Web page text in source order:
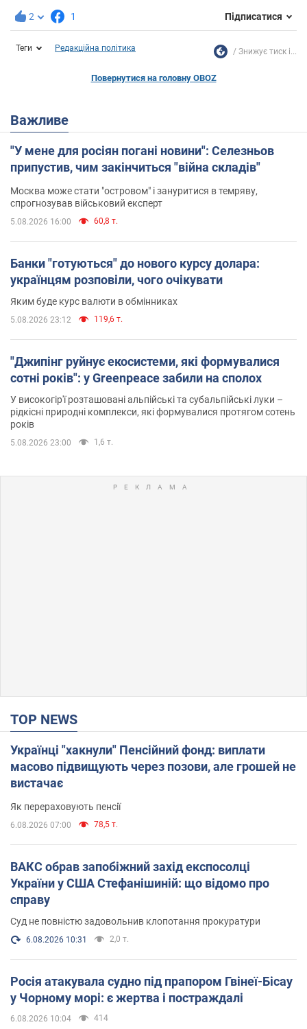
2 1 Підписатися
Теги Редакційна політика Знижує тиск і...
Повернутися на головну OBOZ
Важливе
"У мене для росіян погані новини": Селезньов
припустив, чим закінчиться "війна складів"
Москва може стати "островом" і зануритися в темряву,
спрогнозував військовий експерт
5.08.2026 16:00 60,8 т.
Банки "готуються" до нового курсу долара:
українцям розповіли, чого очікувати
Яким буде курс валюти в обмінниках
5.08.2026 23:12 119,6 т.
"Джипінг руйнує екосистеми, які формувалися
сотні років": у Greenpeace забили на сполох
У високогір'ї розташовані альпійські та субальпійські луки –
рідкісні природні комплекси, які формувалися протягом сотень
років
5.08.2026 23:00 1,6 т.
TOP NEWS
Українці "хакнули" Пенсійний фонд: виплати
масово підвищують через позови, але грошей не
вистачає
Як перераховують пенсії
6.08.2026 07:00 78,5 т.
ВАКС обрав запобіжний захід експосолці
України у США Стефанішиній: що відомо про
справу
Суд не повністю задовольнив клопотання прокуратури
6.08.2026 10:31 2,0 т.
Росія атакувала судно під прапором Гвінеї-Бісау
у Чорному морі: є жертва і постраждалі
6.08.2026 10:04 414